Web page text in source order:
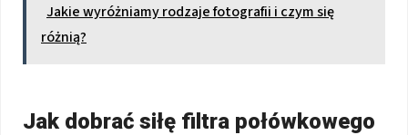
Jakie wyróżniamy rodzaje fotografii i czym się
różnią?
Jak dobrać siłę filtra połówkowego